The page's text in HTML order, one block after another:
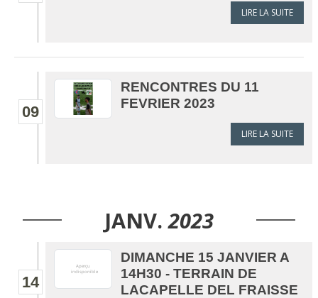
LIRE LA SUITE
09
RENCONTRES DU 11
FEVRIER 2023
LIRE LA SUITE
JANV. 2023
14
DIMANCHE 15 JANVIER A
14H30 - TERRAIN DE
LACAPELLE DEL FRAISSE